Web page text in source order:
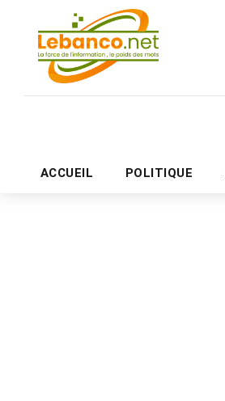
ACCUEIL POLITIQUE